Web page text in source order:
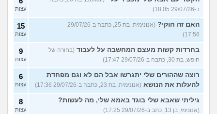
ב-29/07/26 18:05)
עצות
האם זה חוקי?
(אנונימית, בת 25, כתבה ב-29/07/26
17:56)
15
עצות
בחרדות קשות מעצם המחשבה על לעבוד (בחורה של
חופש, בת 30, כתבה ב-29/07/26 17:47)
9
עצות
רוצה שההורים שלי יתגרשו אבל הם לא וגם מפחדת
להעלות את הנושא (אנונימית, בת 23, כתבה ב-29/07/26 17:36)
6
עצות
גיליתי שאבא שלי בוגד באמא שלי, מה לעשות?
(אנונימי, בן 13, כתב ב-29/07/26 17:25)
8
עצות